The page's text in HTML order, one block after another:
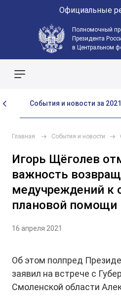
Полномочный
Президента
в Центральном
Официальные
События и новости за
Главная События и новости
Игорь Щёголев
важность
медучреждений к
плановой помощи
16 апреля 2021
Об этом полпред
заявил на встрече с
Смоленской области